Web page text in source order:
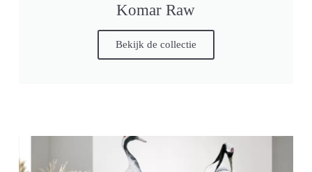
Komar Raw
Bekijk de collectie